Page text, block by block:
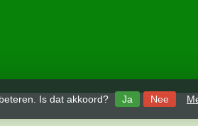
Is dat akkoord? Ja Nee